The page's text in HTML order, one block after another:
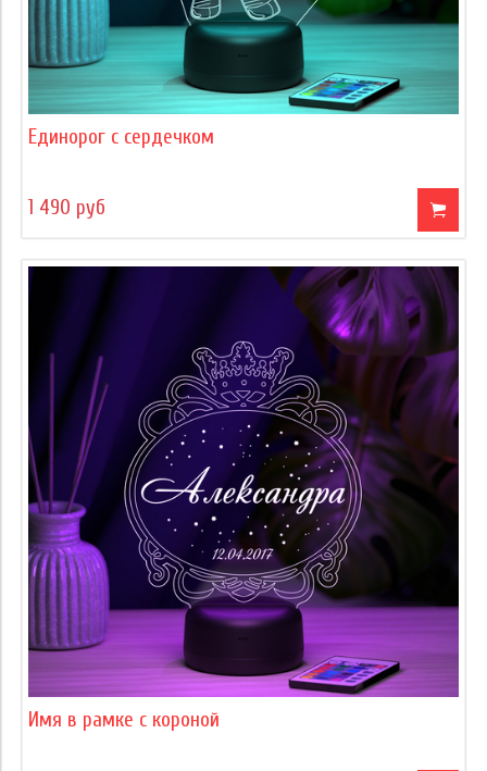
Единорог с сердечком
1 490 руб
Имя в рамке с короной